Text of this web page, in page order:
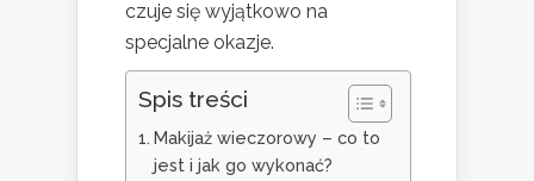
czuje się wyjątkowo na
specjalne okazje.
Spis treści
Makijaż wieczorowy – co to
jest i jak go wykonać?